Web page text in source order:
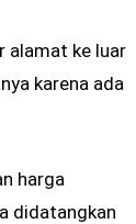
alamat ke luar
karena ada
harga
didatangkan